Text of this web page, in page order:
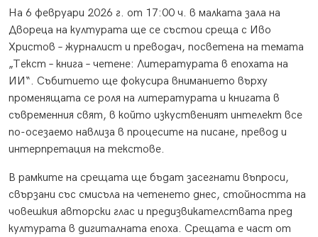
На 6 февруари 2026 г. от 17:00 ч. в малката зала на
Двореца на културата ще се състои среща с Иво
Христов – журналист и преводач, посветена на темата
„Текст – книга – четене: Литературата в епохата на
ИИ“. Събитието ще фокусира вниманието върху
променящата се роля на литературата и книгата в
съвременния свят, в който изкуственият интелект все
по-осезаемо навлиза в процесите на писане, превод и
интерпретация на текстове.
В рамките на срещата ще бъдат засегнати въпроси,
свързани със смисъла на четенето днес, стойността на
човешкия авторски глас и предизвикателствата пред
културата в дигиталната епоха. Срещата е част от